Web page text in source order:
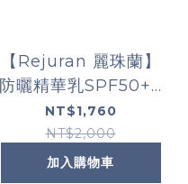
【Rejuran 麗珠蘭】
防曬精華乳SPF50+ /
PA+++ 50ml (限定通
路)
NT$1,760
NT$2,000
加入購物車